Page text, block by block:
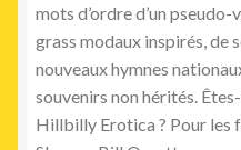
mots d’ordre d’un
grass modaux inspirés, de
nouveaux hymnes
souvenirs non hérités.
Hillbilly Erotica ? Pour les